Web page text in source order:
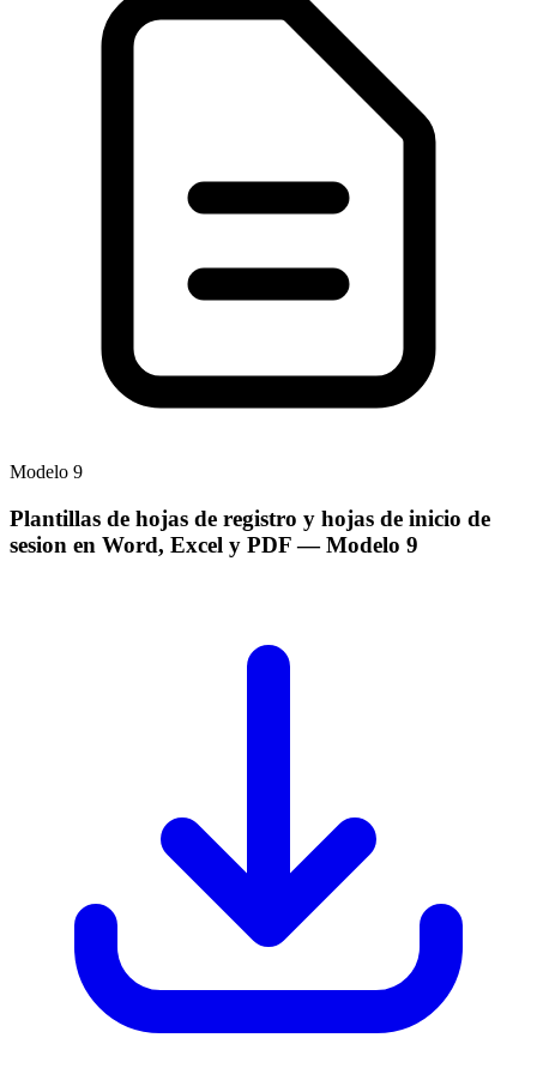
Modelo 9
Plantillas de hojas de registro y hojas de inicio de
sesion en Word, Excel y PDF— Modelo 9